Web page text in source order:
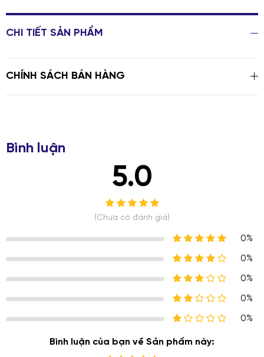
CHI TIẾT SẢN PHẨM
CHÍNH SÁCH BÁN HÀNG
Bình luận
5.0
(Chưa có đánh giá)
0%
0%
0%
0%
0%
Bình luận của bạn về Sản phẩm này: